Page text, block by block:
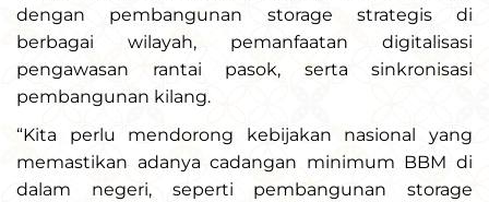
dengan pembangunan storage strategis di
berbagai wilayah, pemanfaatan digitalisasi
pengawasan rantai pasok, serta sinkronisasi
pembangunan kilang.
“Kita perlu mendorong kebijakan nasional yang
memastikan adanya cadangan minimum BBM di
dalam negeri, seperti pembangunan storage